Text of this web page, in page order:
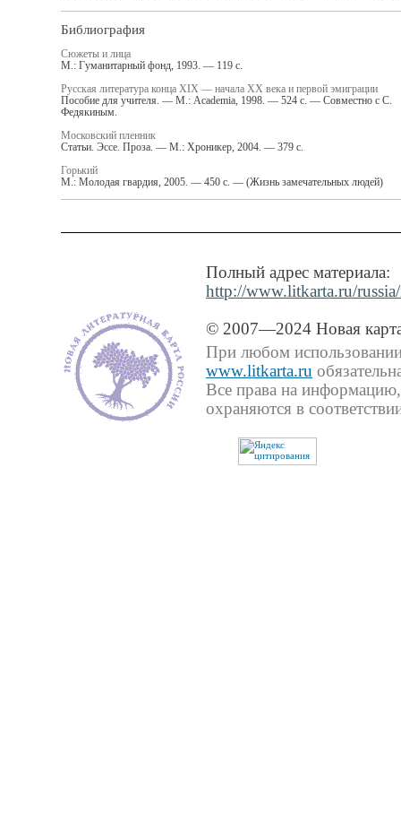
Библиография
Сюжеты и лица
М.: Гуманитарный фонд, 1993. — 119 с.
Русская литература конца XIX — начала XX века и первой эмиграции
Пособие для учителя. — М.: Academia, 1998. — 524 с. — Совместно с С.
Федякиным.
Московский пленник
Статьи. Эссе. Проза. — М.: Хроникер, 2004. — 379 с.
Горький
М.: Молодая гвардия, 2005. — 450 с. — (Жизнь замечательных людей)
Полный адрес материала:
http://www.litkarta.ru/
© 2007—2024 Новая
При любом использовании
www.litkarta.ru
Все права на
охраняются в